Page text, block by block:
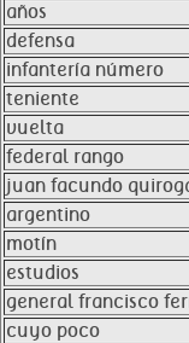
años
defensa
infantería número
teniente
vuelta
federal rango
juan facundo
argentino
motín
estudios
general francisco
cuyo poco